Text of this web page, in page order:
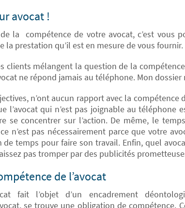
avocat !
la compétence de votre avocat, c’est vous
la prestation qu’il est en mesure de vous fournir.
clients mélangent la question de la
ne répond jamais au téléphone. Mon dossier
n’ont aucun rapport avec la compétence
l’avocat qui n’est pas joignable au téléphone
se concentrer sur l’action. De même, le
ce n’est pas nécessairement parce que votre
de temps pour faire son travail. Enfin, quel
pas tromper par des publicités
de l’avocat
fait l’objet d’un encadrement
se trouve une obligation de compétence.